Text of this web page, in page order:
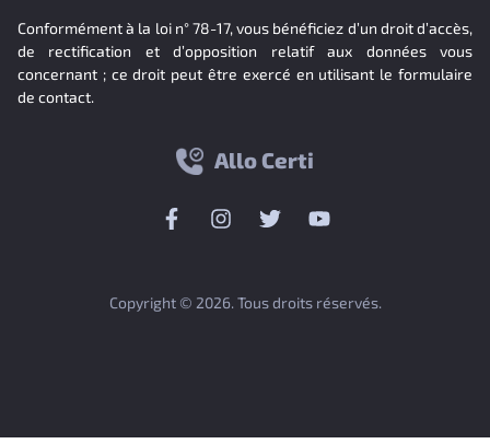
Conformément à la loi n° 78-17, vous bénéficiez d’un droit d’accès,
de rectification et d’opposition relatif aux données vous
concernant ; ce droit peut être exercé en utilisant le formulaire
de contact.
Allo Certi
Copyright © 2026. Tous droits réservés.